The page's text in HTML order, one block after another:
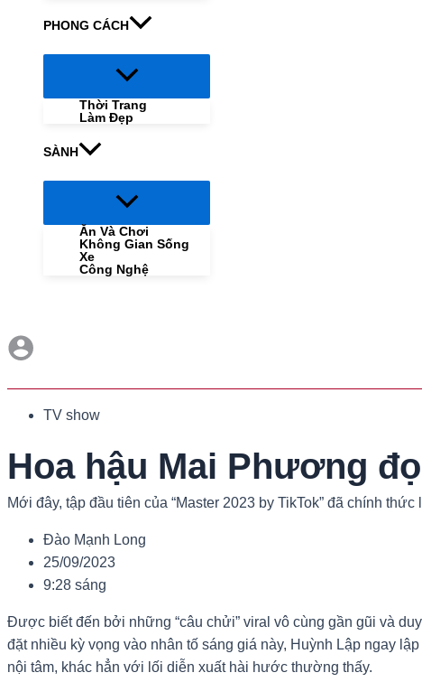
PHONG CÁCH
Menu
Thời Trang
Làm Đẹp
SÀNH
Menu
Ăn Và Chơi
Không Gian Sống
Xe
Công Nghệ
TV show
Hoa hậu Mai Phương
Mới đây, tập đầu tiên của “Master 2023 by TikTok” đã chính
Đào Mạnh Long
25/09/2023
9:28 sáng
Được biết đến bởi những “câu chửi” viral vô cùng gần gũi và
đặt nhiều kỳ vọng vào nhân tố sáng giá này, Huỳnh Lập ngay
nội tâm, khác hẳn với lối diễn xuất hài hước thường thấy.